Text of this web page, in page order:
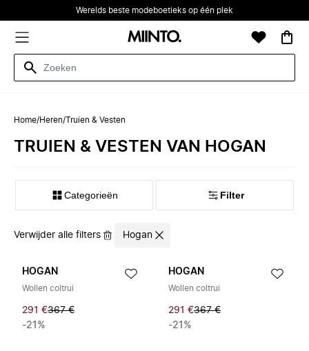
Werelds beste modeboetieks op één plek
Home/Heren/Truien & Vesten
TRUIEN & VESTEN VAN HOGAN
Categorieën Filter
Verwijder alle filters Hogan
HOGAN
Wollen coltrui
291 €367 €
-21%
HOGAN
Wollen coltrui
291 €367 €
-21%